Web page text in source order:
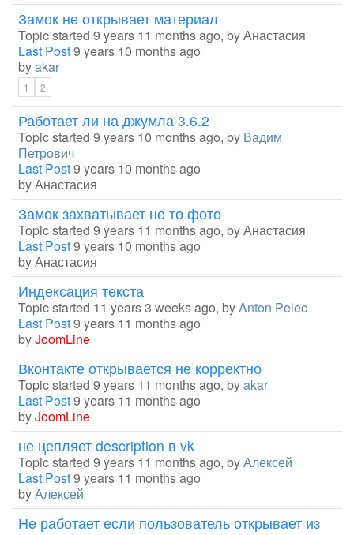
Замок не открывает материал
Topic started 9 years 11 months ago, byАнастасия
Last Post9 years 10 months ago
byakar
1 2
Работает ли на джумла 3.6.2
Topic started 9 years 10 months ago, by Вадим
Петрович
Last Post9 years 10 months ago
byАнастасия
Замок захватывает не то фото
Topic started 9 years 11 months ago, byАнастасия
Last Post9 years 10 months ago
byАнастасия
Индексация текста
Topic started 11 years 3 weeks ago, byAnton Pelec
Last Post9 years 11 months ago
byJoomLine
Вконтакте открывается не корректно
Topic started 9 years 11 months ago, byakar
Last Post9 years 11 months ago
byJoomLine
не цепляет description в vk
Topic started 9 years 11 months ago, byАлексей
Last Post9 years 11 months ago
byАлексей
Не работает если пользователь открывает из